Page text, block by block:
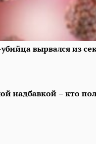
вырвался из
надбавкой – кто